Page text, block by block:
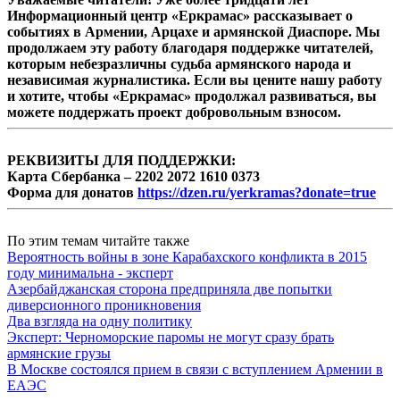
Информационный центр «Еркрамас» рассказывает о
событиях в Армении, Арцахе и армянской Диаспоре. Мы
продолжаем эту работу благодаря поддержке читателей,
которым небезразличны судьба армянского народа и
независимая журналистика. Если вы цените нашу работу
и хотите, чтобы «Еркрамас» продолжал развиваться, вы
можете поддержать проект добровольным взносом.
РЕКВИЗИТЫ ДЛЯ ПОДДЕРЖКИ:
Карта Сбербанка – 2202 2072 1610 0373
Форма для донатов https://dzen.ru/yerkramas?donate=true
По этим темам читайте также
Вероятность войны в зоне Карабахского конфликта в 2015
году минимальна - эксперт
Азербайджанская сторона предприняла две попытки
диверсионного проникновения
Два взгляда на одну политику
Эксперт: Черноморские паромы не могут сразу брать
армянские грузы
В Москве состоялся прием в связи с вступлением Армении в
ЕАЭС